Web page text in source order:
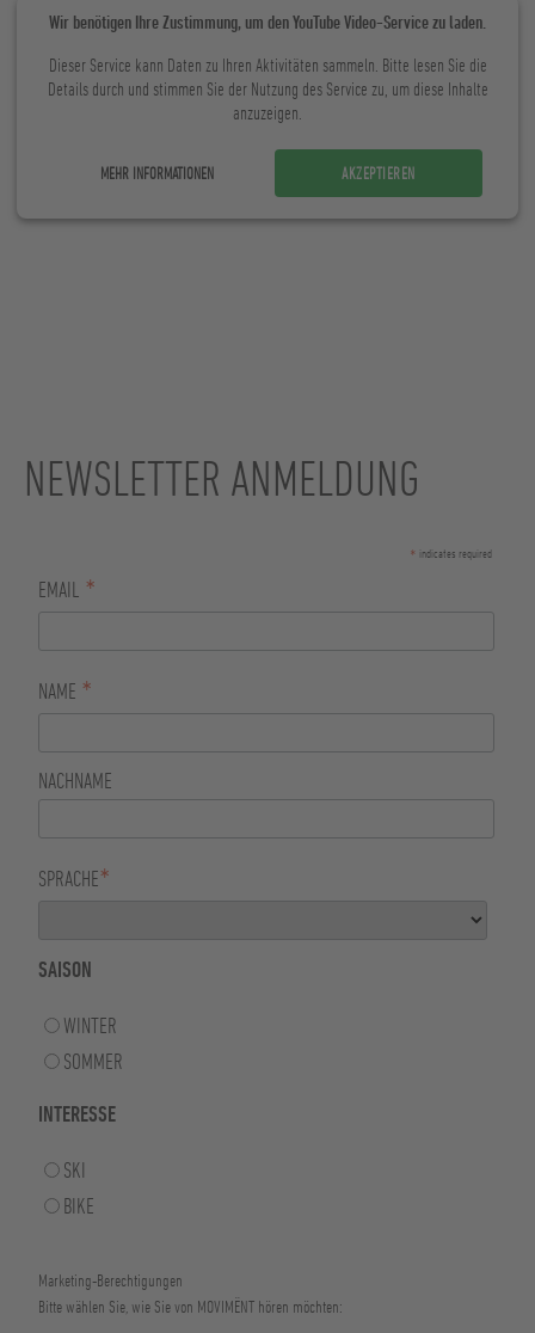
Wir benötigen Ihre Zustimmung, um den YouTube Video-Service zu laden.
Dieser Service kann Daten zu Ihren Aktivitäten sammeln. Bitte lesen Sie die
Details durch und stimmen Sie der Nutzung des Service zu, um diese Inhalte
anzuzeigen.
MEHR INFORMATIONEN AKZEPTIEREN
NEWSLETTER ANMELDUNG
* indicates required
EMAIL *
NAME *
NACHNAME
SPRACHE*
SAISON
WINTER
SOMMER
INTERESSE
SKI
BIKE
Marketing-Berechtigungen
Bitte wählen Sie, wie Sie von MOVIMËNT hören möchten: